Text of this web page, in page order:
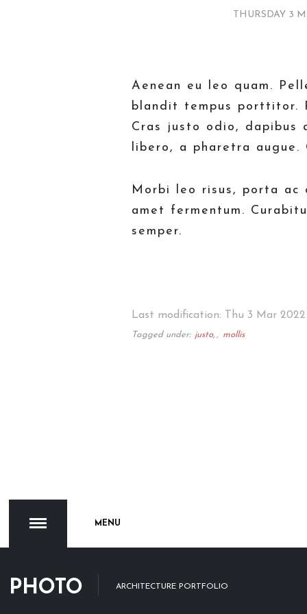
THURSDAY 3
Aenean eu leo quam.
blandit tempus porttitor.
Cras justo odio,
libero, a pharetra
Morbi leo risus, porta ac
amet fermentum.
semper.
Last modification: Thu 3 Mar 2022
Tagged under: justo, mollis
PHOTO ARCHITECTURE PORTFOLIO
MENU